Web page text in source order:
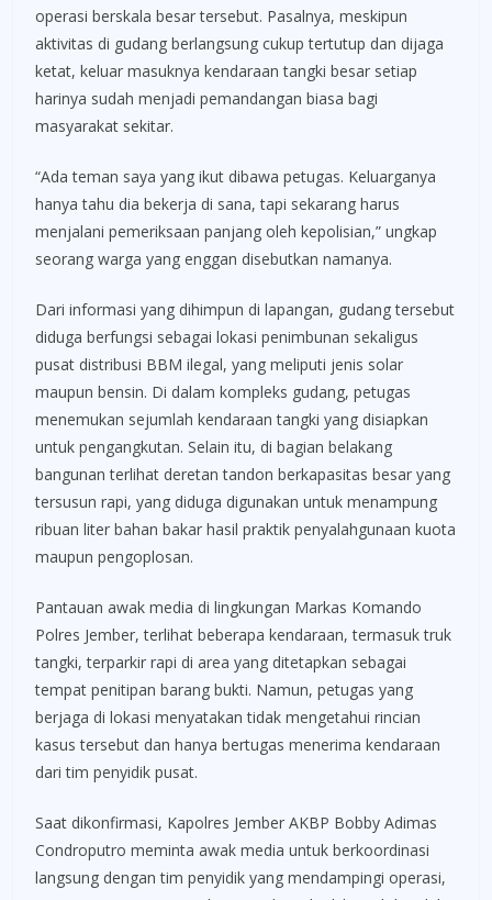
operasi berskala besar tersebut. Pasalnya, meskipun
aktivitas di gudang berlangsung cukup tertutup dan dijaga
ketat, keluar masuknya kendaraan tangki besar setiap
harinya sudah menjadi pemandangan biasa bagi
masyarakat sekitar.
“Ada teman saya yang ikut dibawa petugas. Keluarganya
hanya tahu dia bekerja di sana, tapi sekarang harus
menjalani pemeriksaan panjang oleh kepolisian,” ungkap
seorang warga yang enggan disebutkan namanya.
Dari informasi yang dihimpun di lapangan, gudang tersebut
diduga berfungsi sebagai lokasi penimbunan sekaligus
pusat distribusi BBM ilegal, yang meliputi jenis solar
maupun bensin. Di dalam kompleks gudang, petugas
menemukan sejumlah kendaraan tangki yang disiapkan
untuk pengangkutan. Selain itu, di bagian belakang
bangunan terlihat deretan tandon berkapasitas besar yang
tersusun rapi, yang diduga digunakan untuk menampung
ribuan liter bahan bakar hasil praktik penyalahgunaan kuota
maupun pengoplosan.
Pantauan awak media di lingkungan Markas Komando
Polres Jember, terlihat beberapa kendaraan, termasuk truk
tangki, terparkir rapi di area yang ditetapkan sebagai
tempat penitipan barang bukti. Namun, petugas yang
berjaga di lokasi menyatakan tidak mengetahui rincian
kasus tersebut dan hanya bertugas menerima kendaraan
dari tim penyidik pusat.
Saat dikonfirmasi, Kapolres Jember AKBP Bobby Adimas
Condroputro meminta awak media untuk berkoordinasi
langsung dengan tim penyidik yang mendampingi operasi,